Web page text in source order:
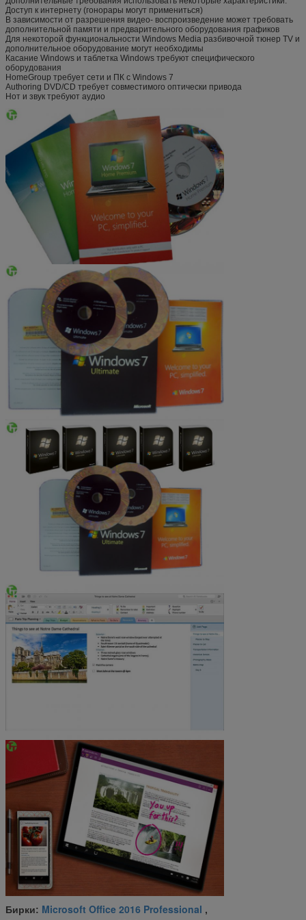
Доступ к интернету (гонорары могут примениться)
В зависимости от разрешения видео- воспроизведение может требовать
дополнительной памяти и предварительного оборудования графиков
Для некоторой функциональности Windows Media разбивочной тюнер TV и
дополнительное оборудование могут необходимы
Касание Windows и таблетка Windows требуют специфического
оборудования
HomeGroup требует сети и ПК с Windows 7
Authoring DVD/CD требует совместимого оптически привода
Нот и звук требуют аудио
Бирки: Microsoft Office 2016 Professional ,